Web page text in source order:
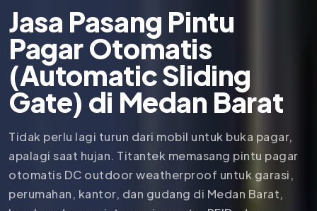
Jasa Pasang Pintu
Pagar Otomatis
(Automatic Sliding
Gate) di Medan Barat
Tidak perlu lagi turun dari mobil untuk buka pagar,
apalagi saat hujan. Titantek memasang pintu pagar
otomatis DC outdoor weatherproof untuk garasi,
perumahan, kantor, dan gudang di Medan Barat,